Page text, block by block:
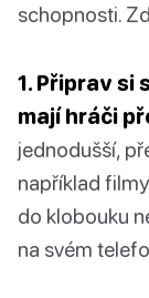
schopnosti.
1. Připrav si
mají hráči
jednodušší,
například
do klobouku
na svém